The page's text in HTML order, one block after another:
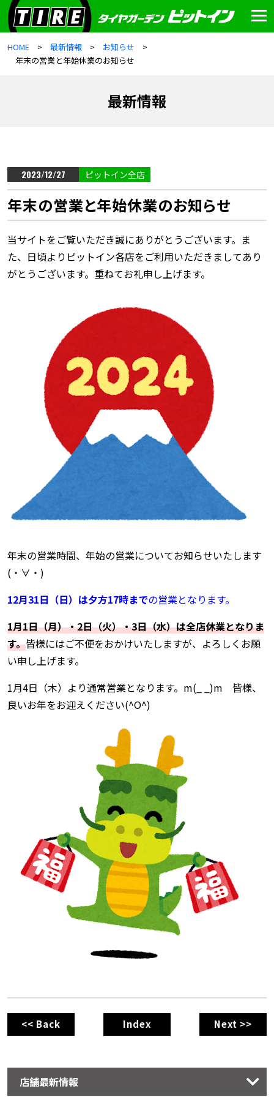
HOME 最新情報
お知らせ
年末の営業と年始休業のお知らせ
最新情報
2023/12/27 ピットイン全店
年末の営業と年始休業のお知らせ
当サイトをご覧いただき誠にありがとうございます。ま
た、日頃よりピットイン各店をご利用いただきましてあり
がとうございます。重ねてお礼申し上げます。
年末の営業時間、年始の営業についてお知らせいたします
(・∀・)
12月31日（日）は夕方17時までの営業となります。
1月1日（月）・2日（火）・3日（水）は全店休業となりま
す。皆様にはご不便をおかけいたしますが、よろしくお願
い申し上げます。
1月4日（木）より通常営業となります。m(_ _)m 皆様、
良いお年をお迎えください(^O^)
<< Back Index Next >>
店舗最新情報